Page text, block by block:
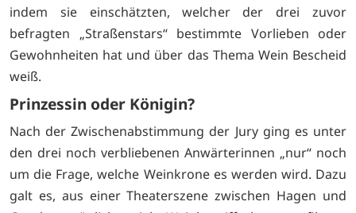
indem sie einschätzten, welcher der drei zuvor
befragten „Straßenstars“ bestimmte Vorlieben oder
Gewohnheiten hat und über das Thema Wein Bescheid
weiß.
Prinzessin oder Königin?
Nach der Zwischenabstimmung der Jury ging es unter
den drei noch verbliebenen Anwärterinnen „nur“ noch
um die Frage, welche Weinkrone es werden wird. Dazu
galt es, aus einer Theaterszene zwischen Hagen und